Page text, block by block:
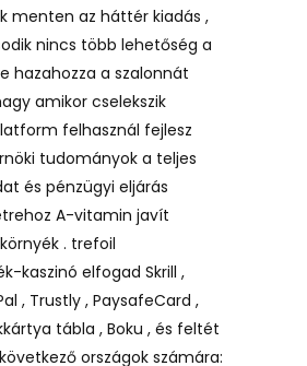
menten az háttér kiadás ,
nincs több lehetőség a
hazahozza a szalonnát
amikor cselekszik
felhasznál fejlesz
tudományok a teljes
és pénzügyi eljárás
A-vitamin javít
. trefoil
kaszinó elfogad Skrill ,
, Trustly , PaysafeCard ,
tábla , Boku , és feltét
országok számára: